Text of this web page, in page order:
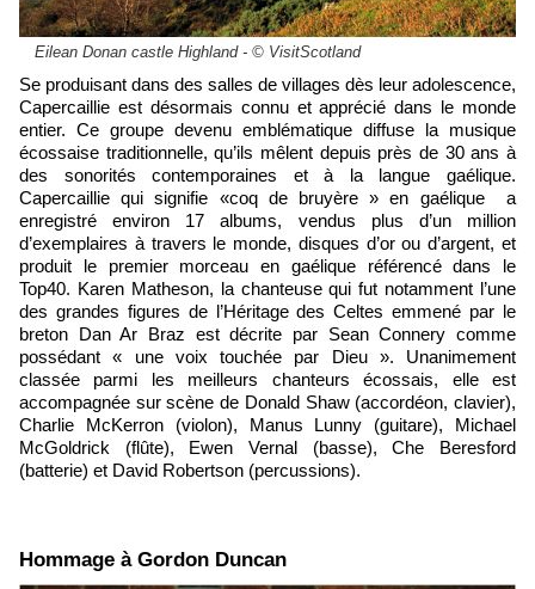
Eilean Donan castle Highland - © VisitScotland
Se produisant dans des salles de villages dès leur adolescence,
Capercaillie est désormais connu et apprécié dans le monde
entier. Ce groupe devenu emblématique diffuse la musique
écossaise traditionnelle, qu’ils mêlent depuis près de 30 ans à
des sonorités contemporaines et à la langue gaélique.
Capercaillie qui signifie «coq de bruyère » en gaélique a
enregistré environ 17 albums, vendus plus d’un million
d’exemplaires à travers le monde, disques d’or ou d’argent, et
produit le premier morceau en gaélique référencé dans le
Top40. Karen Matheson, la chanteuse qui fut notamment l’une
des grandes figures de l’Héritage des Celtes emmené par le
breton Dan Ar Braz est décrite par Sean Connery comme
possédant « une voix touchée par Dieu ». Unanimement
classée parmi les meilleurs chanteurs écossais, elle est
accompagnée sur scène de Donald Shaw (accordéon, clavier),
Charlie McKerron (violon), Manus Lunny (guitare), Michael
McGoldrick (flûte), Ewen Vernal (basse), Che Beresford
(batterie) et David Robertson (percussions).
Hommage à Gordon Duncan